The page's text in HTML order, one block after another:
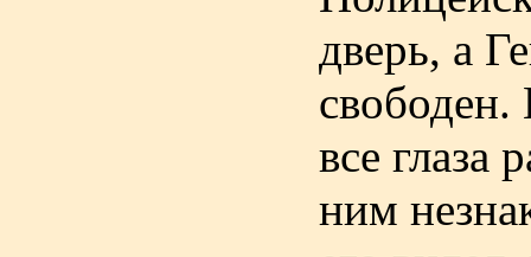
дверь, а
все глаза
ним